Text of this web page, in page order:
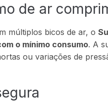
de ar
múltiplos bicos de ar, o
o mínimo consumo. A
ou variações de